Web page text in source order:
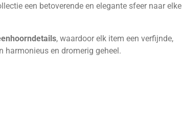
een betoverende en elegante sfeer naar elke
, waardoor elk item een verfijnde,
harmonieus en dromerig geheel.